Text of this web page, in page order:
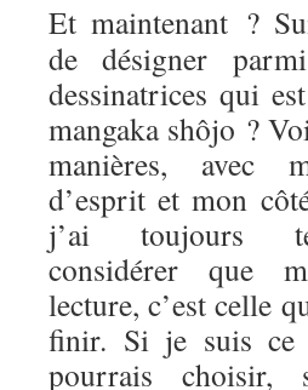
Et maintenant ?
de désigner
dessinatrices qui
mangaka shôjo ?
manières, avec
d’esprit et mon
j’ai toujours
considérer que
lecture, c’est celle
finir. Si je suis ce
pourrais choisir,